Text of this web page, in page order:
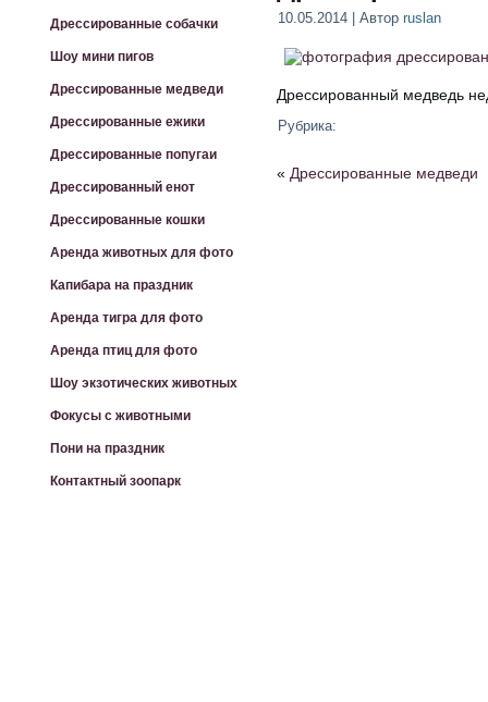
Дрессированные собачки
Шоу мини пигов
Дрессированные медведи
Дрессированные ежики
Дрессированные попугаи
Дрессированный енот
Дрессированные кошки
Аренда животных для фото
Капибара на праздник
Аренда тигра для фото
Аренда птиц для фото
Шоу экзотических животных
Фокусы с животными
Пони на праздник
Контактный зоопарк
10.05.2014 | Автор ruslan
Дрессированный медведь
Рубрика:
« Дрессированные медведи